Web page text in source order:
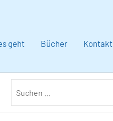
geht Bücher Kontakt